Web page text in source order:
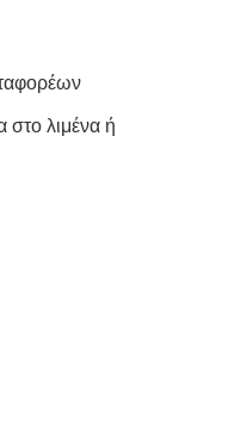
στο λιμένα ή